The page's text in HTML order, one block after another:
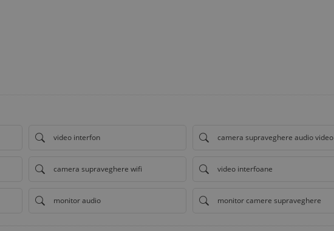
video interfon camera supraveghere audio video
camera supraveghere wifi video interfoane
monitor audio monitor camere supraveghere